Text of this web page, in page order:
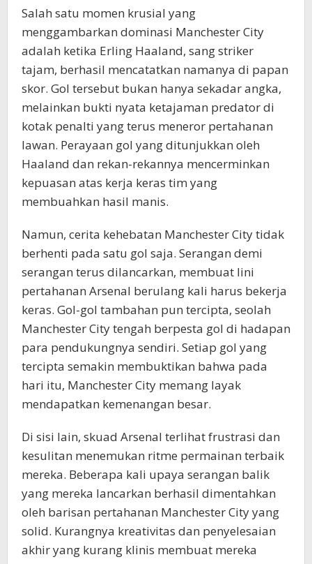
Salah satu momen krusial yang
menggambarkan dominasi Manchester City
adalah ketika Erling Haaland, sang striker
tajam, berhasil mencatatkan namanya di papan
skor. Gol tersebut bukan hanya sekadar angka,
melainkan bukti nyata ketajaman predator di
kotak penalti yang terus meneror pertahanan
lawan. Perayaan gol yang ditunjukkan oleh
Haaland dan rekan-rekannya mencerminkan
kepuasan atas kerja keras tim yang
membuahkan hasil manis.
Namun, cerita kehebatan Manchester City tidak
berhenti pada satu gol saja. Serangan demi
serangan terus dilancarkan, membuat lini
pertahanan Arsenal berulang kali harus bekerja
keras. Gol-gol tambahan pun tercipta, seolah
Manchester City tengah berpesta gol di hadapan
para pendukungnya sendiri. Setiap gol yang
tercipta semakin membuktikan bahwa pada
hari itu, Manchester City memang layak
mendapatkan kemenangan besar.
Di sisi lain, skuad Arsenal terlihat frustrasi dan
kesulitan menemukan ritme permainan terbaik
mereka. Beberapa kali upaya serangan balik
yang mereka lancarkan berhasil dimentahkan
oleh barisan pertahanan Manchester City yang
solid. Kurangnya kreativitas dan penyelesaian
akhir yang kurang klinis membuat mereka